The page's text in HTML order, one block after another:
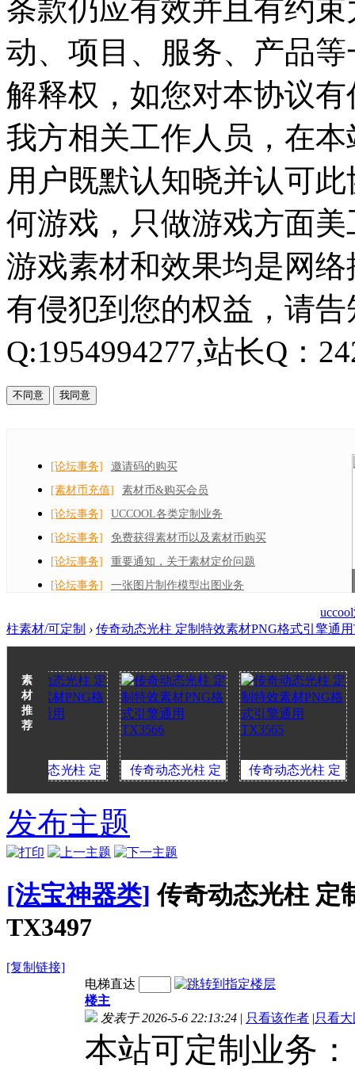
条款仍应有效并且有约
动、项目、服务、产品
解释权，如您对本协议
我方相关工作人员，在
用户既默认知晓并认可
何游戏，只做游戏方面
游戏素材和效果均是网
有侵犯到您的权益，请
Q:1954994277,站长Q：
不同意 我同意
[论坛事务]
邀请码的购买
[素材币充值]
素材币&购买会员
[论坛事务]
UCCOOL各类定制业务
[论坛事务]
免费获得素材币以及素材币购买
[论坛事务]
重要通知，关于素材定价问题
[论坛事务]
一张图片制作模型出图业务
柱素材/可定制 › 传奇动态光柱 定制特效素材PNG格式引擎通
素
材
推
荐
态光柱 定
通用
传奇动态光柱 定
式引擎通用
TX3566
传奇动态光柱 定
传
发布主题
[法宝神器类] 传奇动态光柱 定
TX3497
[复制链接]
电梯直达
楼主
发表于 2026-5-6 22:13:24 | 只看该作者 |只看
本站可定制业务：